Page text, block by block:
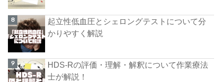
起立性低血圧とシェロングテストについて分
かりやすく解説
HDS-Rの評価・理解・解釈について作業療法
士が解説！